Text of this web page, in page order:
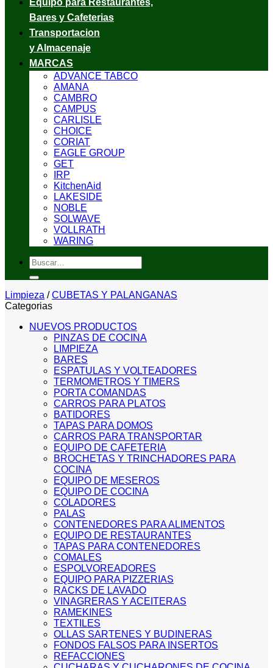
Equipo para Restaurantes,
Bares y Cafeterias
Transportacion
y Almacenaje
MARCAS
ADVANCE TABCO
AMANA
CAMBRO
CAMPUS
CARLISLE
CHOICE
CORIAT
EAGLE GROUP
GET
IRP
KitchenAid
LAKESIDE
NOBLE
SOLWAVE
VOLLRATH
WARING
Buscar
por:
Limpieza / CUBETAS Y PALANGANAS
Categorias
NUEVOS PRODUCTOS
PINZAS DE COCINA
LIMPIEZA
BARES
ESPATULAS Y VOLTEADORES
TERMOMETROS Y TIMERS
PORTA COMANDAS
CARROS PARA PLATOS
BATIDORES
TAPAS PARA DOMOS
CARROS PARA TRANSPORTAR
EQUIPO DE CAFETERIA
BROCHETAS Y TRINCHADORES PARA
COCINA
EQUIPO DE MESEROS
EQUIPO DE COCINA
COLADORES
PALAS
CONTENEDORES PARA ALIMENTOS
EQUIPO DE RESTAURANTES
TAPAS PARA CONTENEDORES
COMALES
ESPOLVOREADORES
EQUIPO PARA PIZZERIAS
RACKS DE LAVADO
VINAGRERAS Y ACEITERAS
RAMEKINES
TEXTILES
OLLAS SARTENES Y BUDINERAS
FONDOS FALSOS PARA INSERTOS
REFACCIONES